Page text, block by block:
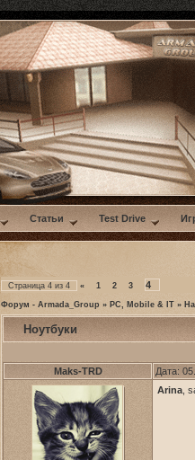
Статьи Test Drive
Страница 4 из 4 « 1 2 3 4
Форум - Armada_Group » PC, Mobile & IT »
Ноутбуки
Maks-TRD Дата:
Arina ,